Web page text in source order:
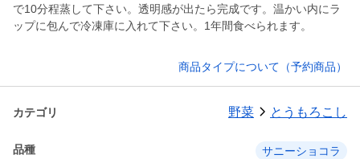
で10分程蒸して下さい。透明感が出たら完成です。温かい内にラ
ップに包んで冷凍庫に入れて下さい。1年間食べられます。
商品タイプについて（予約商品）
カテゴリ 野菜 とうもろこし
品種 サニーショコラ